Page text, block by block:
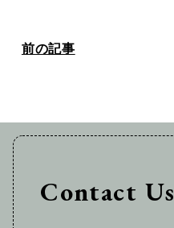
前の記事
Contact Us